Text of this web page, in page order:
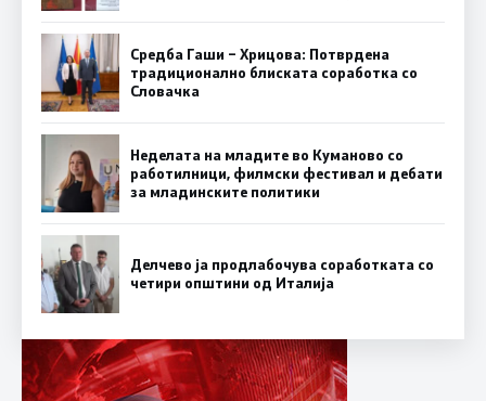
Средба Гаши – Хрицова: Потврдена
традиционално блиската соработка со
Словачка
Неделата на младите во Куманово со
работилници, филмски фестивал и дебати
за младинските политики
Делчево ја продлабочува соработката со
четири општини од Италија